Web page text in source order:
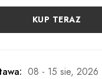
KUP TERAZ
08 - 15 sie, 2026